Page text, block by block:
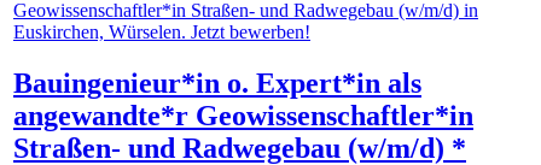
Bauingenieur*in o. Expert*in als
angewandte*r Geowissenschaftler*in
Straßen- und Radwegebau (w/m/d) *